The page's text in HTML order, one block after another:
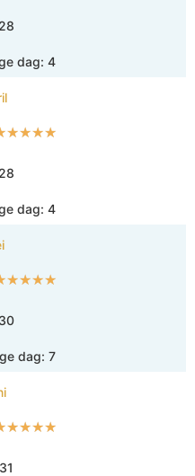
dag: 4
☆☆☆☆
dag: 4
☆☆☆☆
dag: 7
☆☆☆☆